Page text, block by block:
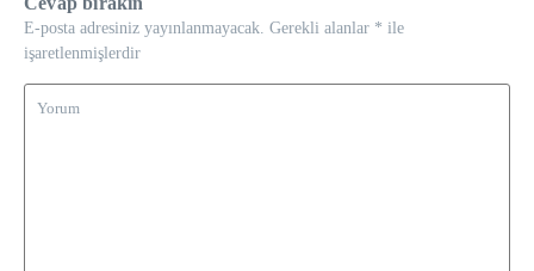
E-posta adresiniz yayınlanmayacak. Gerekli alanlar * ile
işaretlenmişlerdir